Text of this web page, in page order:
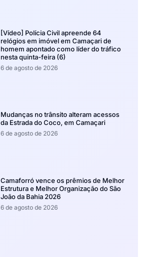
[Vídeo] Polícia Civil apreende 64
relógios em imóvel em Camaçari de
homem apontado como líder do tráfico
nesta quinta-feira (6)
6 de agosto de 2026
Mudanças no trânsito alteram acessos
da Estrada do Coco, em Camaçari
6 de agosto de 2026
Camaforró vence os prêmios de Melhor
Estrutura e Melhor Organização do São
João da Bahia 2026
6 de agosto de 2026